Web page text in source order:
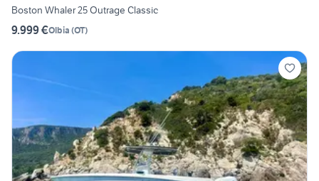
Boston Whaler 25 Outrage Classic
9.999 €Olbia (OT)